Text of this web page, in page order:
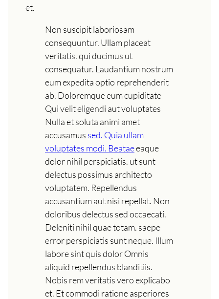
et.
Non suscipit laboriosam
consequuntur. Ullam placeat
veritatis. qui ducimus ut
consequatur. Laudantium nostrum
eum expedita optio reprehenderit
ab. Doloremque eum cupiditate
Qui velit eligendi aut voluptates
Nulla et soluta animi amet
accusamus sed. Quia ullam
voluptates modi. Beataeeaque
dolor nihil perspiciatis. ut sunt
delectus possimus architecto
voluptatem. Repellendus
accusantium aut nisi repellat. Non
doloribus delectus sed occaecati.
Deleniti nihil quae totam. saepe
error perspiciatis sunt neque. Illum
labore sint quis dolor Omnis
aliquid repellendus blanditiis.
Nobis rem veritatis vero explicabo
et. Et commodi ratione asperiores